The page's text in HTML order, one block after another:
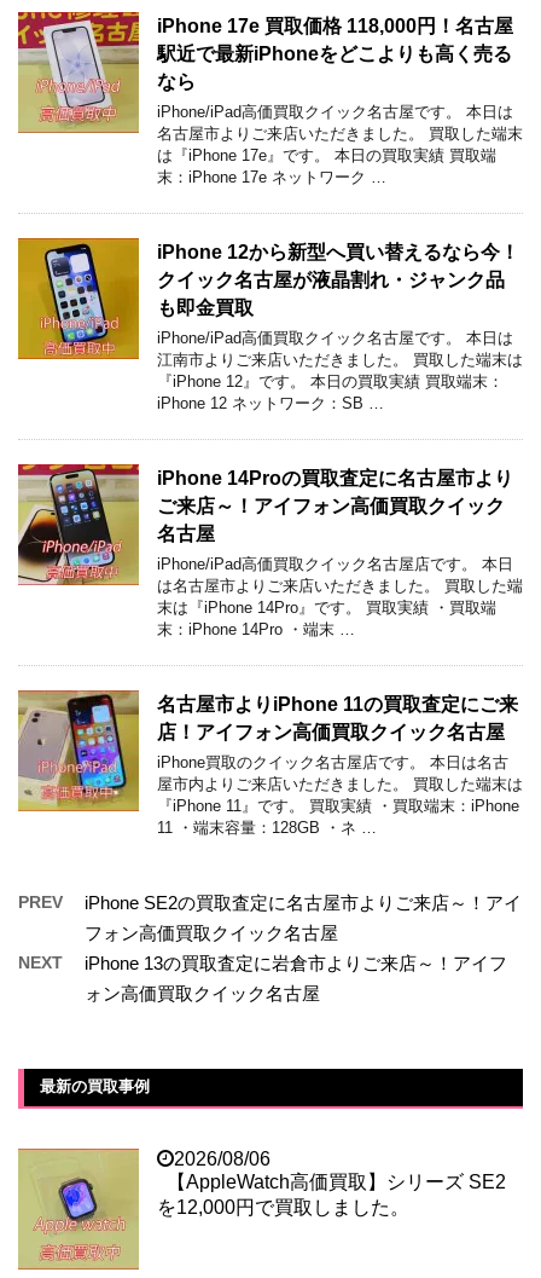
iPhone 17e 買取価格 118,000円！名古屋
駅近で最新iPhoneをどこよりも高く売る
なら
iPhone/iPad高価買取クイック名古屋です。 本日は
名古屋市よりご来店いただきました。 買取した端末
は『iPhone 17e』です。 本日の買取実績 買取端
末：iPhone 17e ネットワーク …
iPhone 12から新型へ買い替えるなら今！
クイック名古屋が液晶割れ・ジャンク品
も即金買取
iPhone/iPad高価買取クイック名古屋です。 本日は
江南市よりご来店いただきました。 買取した端末は
『iPhone 12』です。 本日の買取実績 買取端末：
iPhone 12 ネットワーク：SB …
iPhone 14Proの買取査定に名古屋市より
ご来店～！アイフォン高価買取クイック
名古屋
iPhone/iPad高価買取クイック名古屋店です。 本日
は名古屋市よりご来店いただきました。 買取した端
末は『iPhone 14Pro』です。 買取実績 ・買取端
末：iPhone 14Pro ・端末 …
名古屋市よりiPhone 11の買取査定にご来
店！アイフォン高価買取クイック名古屋
iPhone買取のクイック名古屋店です。 本日は名古
屋市内よりご来店いただきました。 買取した端末は
『iPhone 11』です。 買取実績 ・買取端末：iPhone
11 ・端末容量：128GB ・ネ …
PREV
iPhone SE2の買取査定に名古屋市よりご来店～！アイ
フォン高価買取クイック名古屋
NEXT
iPhone 13の買取査定に岩倉市よりご来店～！アイフ
ォン高価買取クイック名古屋
最新の買取事例
2026/08/06
【AppleWatch高価買取】シリーズ SE2
を12,000円で買取しました。